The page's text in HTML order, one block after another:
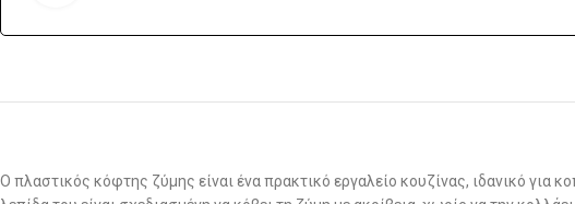
Ο πλαστικός κόφτης ζύμης είναι ένα πρακτικό εργαλείο κουζίνας, ιδανικό